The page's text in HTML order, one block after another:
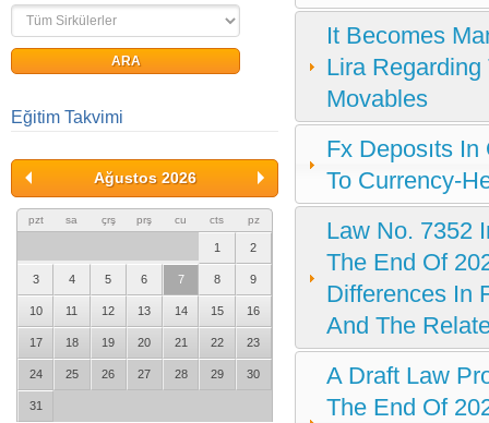
Eğitim Takvimi
Ağustos 2026
pzt sa çrş prş cu cts pz
1 2
3 4 5 6 7 8 9
10 11 12 13 14 15 16
17 18 19 20 21 22 23
24 25 26 27 28 29 30
31
It Becomes
Lira
Movables
Fx Deposıts
To Currency-
Law No. 7352
The End Of
Differences In
And The
A Draft Law
The End Of